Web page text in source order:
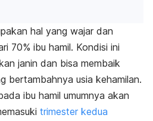
hal yang wajar dan
70% ibu hamil. Kondisi ini
janin dan bisa membaik
bertambahnya usia kehamilan.
ibu hamil umumnya akan
trimester kedua